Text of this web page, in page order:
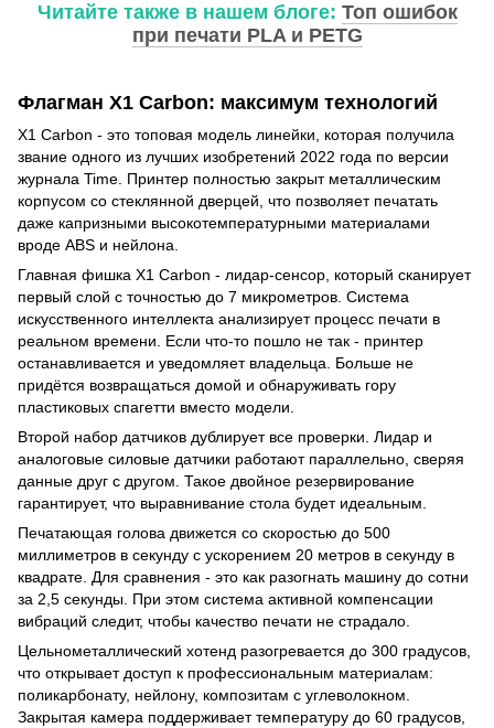
Читайте также в нашем блоге: Топ ошибок
при печати PLA и PETG
Флагман X1 Carbon: максимум технологий
X1 Carbon - это топовая модель линейки, которая получила
звание одного из лучших изобретений 2022 года по версии
журнала Time. Принтер полностью закрыт металлическим
корпусом со стеклянной дверцей, что позволяет печатать
даже капризными высокотемпературными материалами
вроде ABS и нейлона.
Главная фишка X1 Carbon - лидар-сенсор, который сканирует
первый слой с точностью до 7 микрометров. Система
искусственного интеллекта анализирует процесс печати в
реальном времени. Если что-то пошло не так - принтер
останавливается и уведомляет владельца. Больше не
придётся возвращаться домой и обнаруживать гору
пластиковых спагетти вместо модели.
Второй набор датчиков дублирует все проверки. Лидар и
аналоговые силовые датчики работают параллельно, сверяя
данные друг с другом. Такое двойное резервирование
гарантирует, что выравнивание стола будет идеальным.
Печатающая голова движется со скоростью до 500
миллиметров в секунду с ускорением 20 метров в секунду в
квадрате. Для сравнения - это как разогнать машину до сотни
за 2,5 секунды. При этом система активной компенсации
вибраций следит, чтобы качество печати не страдало.
Цельнометаллический хотенд разогревается до 300 градусов,
что открывает доступ к профессиональным материалам:
поликарбонату, нейлону, композитам с углеволокном.
Закрытая камера поддерживает температуру до 60 градусов,